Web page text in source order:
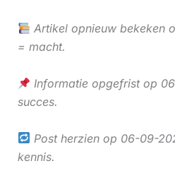
Artikel opnieuw bekeken
= macht.
Informatie opgefrist op
succes.
Post herzien op 06-09-
kennis.